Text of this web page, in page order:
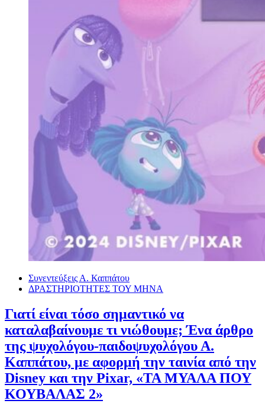
Συνεντεύξεις Α. Καππάτου
ΔΡΑΣΤΗΡΙΟΤΗΤΕΣ ΤΟΥ ΜΗΝΑ
Γιατί είναι τόσο σημαντικό να
καταλαβαίνουμε τι νιώθουμε; Ένα άρθρο
της ψυχολόγου-παιδοψυχολόγου Α.
Καππάτου, με αφορμή την ταινία από την
Disney και την Pixar, «ΤΑ ΜΥΑΛΑ ΠΟΥ
ΚΟΥΒΑΛΑΣ 2»